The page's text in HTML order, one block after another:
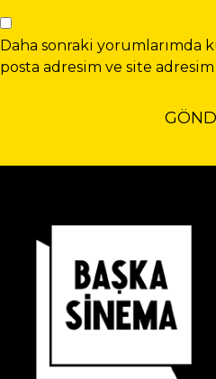
Daha sonraki yorumlarımda
posta adresim ve site